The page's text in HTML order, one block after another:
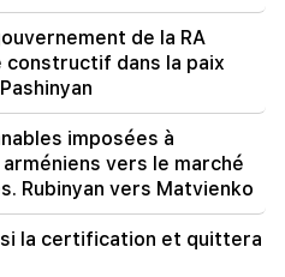
système de gestion de
être protégée partout,
fin est de changer de
de la RA
constructif dans la paix
imposées à
vers le marché
Rubinyan vers Matvienko
la certification et quittera